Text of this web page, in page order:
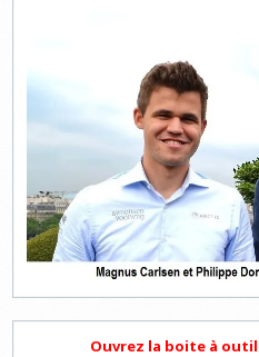
Ouvrez la boite à